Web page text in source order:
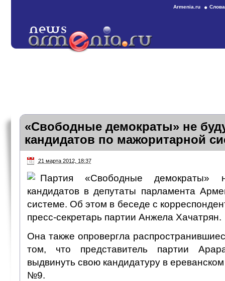
Armenia.ru
«Свободные демократы» не
кандидатов по мажоритарной
21 марта 2012, 18:37
Партия «Свободные демократы»
кандидатов в депутаты парламента
системе. Об этом в беседе с
пресс-секретарь партии Анжела Хачатрян.
Она также опровергла
том, что представитель партии
выдвинуть свою кандидатуру в
№9.